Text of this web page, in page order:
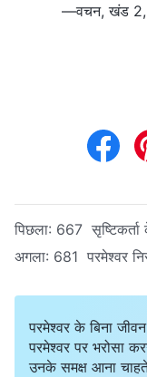
—वचन, खंड 2,
पिछला: 667 सृष्टिकर्ता
अगला: 681 परमेश्वर
परमेश्वर के बिना
परमेश्वर पर भरोसा
उनके समक्ष आना